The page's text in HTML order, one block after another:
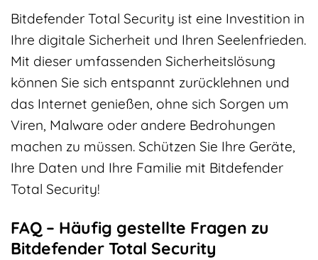
Bitdefender Total Security ist eine Investition in
Ihre digitale Sicherheit und Ihren Seelenfrieden.
Mit dieser umfassenden Sicherheitslösung
können Sie sich entspannt zurücklehnen und
das Internet genießen, ohne sich Sorgen um
Viren, Malware oder andere Bedrohungen
machen zu müssen. Schützen Sie Ihre Geräte,
Ihre Daten und Ihre Familie mit Bitdefender
Total Security!
FAQ – Häufig gestellte Fragen zu
Bitdefender Total Security